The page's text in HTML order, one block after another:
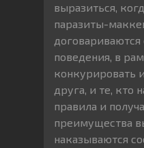
выразиться,
паразиты-
договариваются
поведения, в
конкурировать
друга, и те, кто
правила и
преимущества
наказываются